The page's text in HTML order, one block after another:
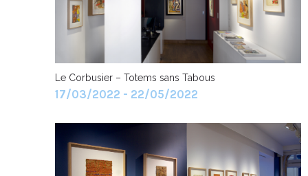
Le Corbusier – Totems sans Tabous
17/03/2022 - 22/05/2022